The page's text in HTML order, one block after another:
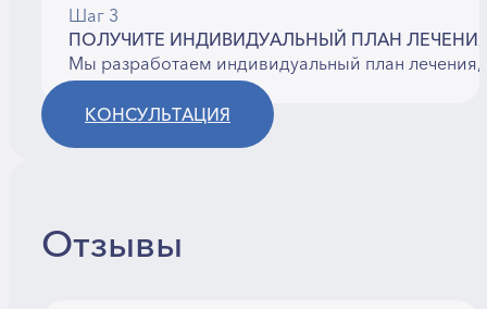
Шаг 3
ПОЛУЧИТЕ ИНДИВИДУАЛЬНЫЙ ПЛАН
Мы разработаем индивидуальный план
КОНСУЛЬТАЦИЯ
Отзывы